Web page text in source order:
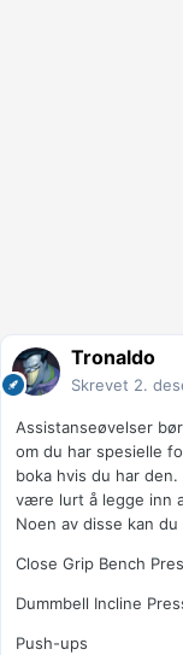
Tronaldo
Skrevet 2.
Assistanseøvelser
om du har spesielle
boka hvis du har
være lurt å legge inn
Noen av disse kan
Close Grip Bench
Dummbell Incline
Push-ups